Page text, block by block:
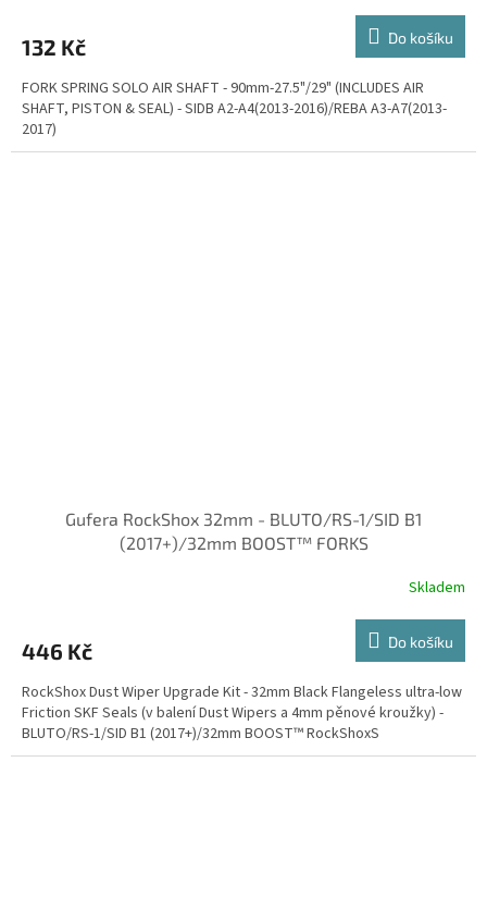
132 Kč Do košíku
FORK SPRING SOLO AIR SHAFT - 90mm-27.5"/29" (INCLUDES AIR
SHAFT, PISTON & SEAL) - SIDB A2-A4(2013-2016)/REBA A3-A7(2013-
2017)
Gufera RockShox 32mm - BLUTO/RS-1/SID B1
(2017+)/32mm BOOST™ FORKS
Skladem
446 Kč Do košíku
RockShox Dust Wiper Upgrade Kit - 32mm Black Flangeless ultra-low
Friction SKF Seals (v balení Dust Wipers a 4mm pěnové kroužky) -
BLUTO/RS-1/SID B1 (2017+)/32mm BOOST™ RockShoxS